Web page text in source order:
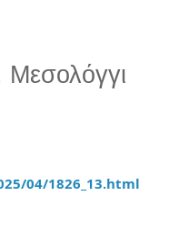
04/1826_13.html